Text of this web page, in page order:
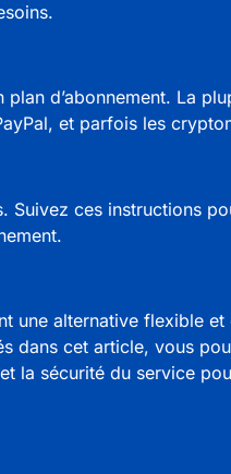
d’abonnement. La
et parfois les
ces instructions
.
une alternative flexible et
dans cet article, vous
la sécurité du service